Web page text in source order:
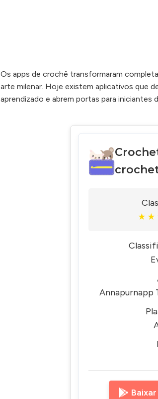
Os apps de crochê transformaram
arte milenar. Hoje existem aplicativos que
aprendizado e abrem portas para iniciantes
★ ★
Annapurnapp